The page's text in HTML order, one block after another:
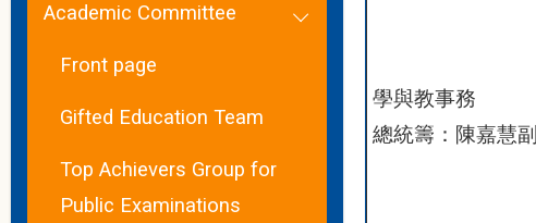
學與教事務
總統籌：陳嘉慧
Academic Committee
Front page
Gifted Education Team
Top Achievers Group for
Public Examinations